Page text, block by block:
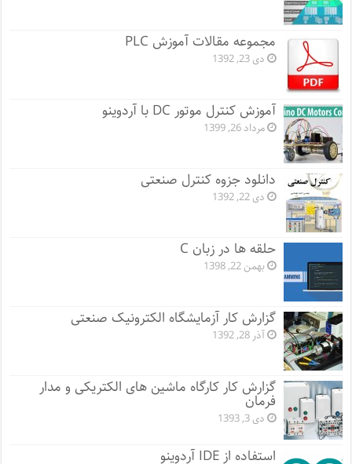
مجموعه مقالات آموزش PLC
دی 23, 1392
آموزش کنترل موتور DC با آردوینو
مرداد 26, 1399
دانلود جزوه کنترل صنعتی
دی 22, 1392
حلقه ها در زبان C
بهمن 22, 1398
گزارش کار آزمایشگاه الکترونیک صنعتی
آذر 28, 1392
گزارش کار کارگاه ماشین های الکتریکی و مدار
فرمان
دی 3, 1393
استفاده از IDE آردوینو